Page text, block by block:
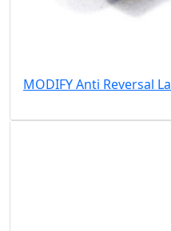
MODIFY Anti Reversal